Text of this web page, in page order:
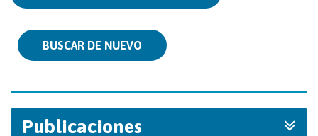
BUSCAR DE NUEVO
Publicaciones